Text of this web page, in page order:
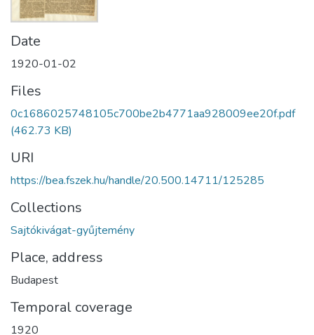
Date
1920-01-02
Files
0c1686025748105c700be2b4771aa928009ee20f.pdf
(462.73 KB)
URI
https://bea.fszek.hu/handle/20.500.14711/125285
Collections
Sajtókivágat-gyűjtemény
Place, address
Budapest
Temporal coverage
1920